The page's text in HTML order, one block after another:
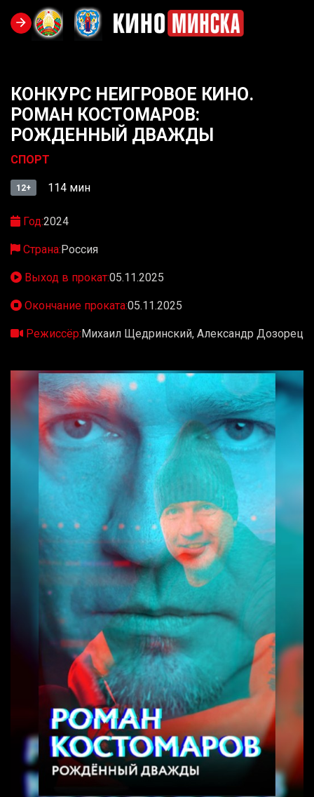
КОНКУРС НЕИГРОВОЕ КИНО.
РОМАН КОСТОМАРОВ:
РОЖДЕННЫЙ ДВАЖДЫ
СПОРТ
12+ 114 мин
Год:2024
Страна:Россия
Выход в прокат:05.11.2025
Окончание проката:05.11.2025
Режиссёр:Михаил Щедринский, Александр Дозорец